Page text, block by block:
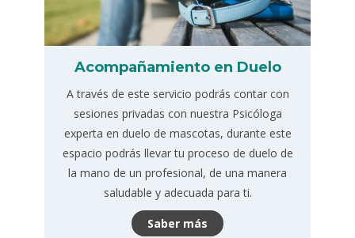
Acompañamiento en Duelo
A través de este servicio podrás contar con
sesiones privadas con nuestra Psicóloga
experta en duelo de mascotas, durante este
espacio podrás llevar tu proceso de duelo de
la mano de un profesional, de una manera
saludable y adecuada para ti.
Saber más